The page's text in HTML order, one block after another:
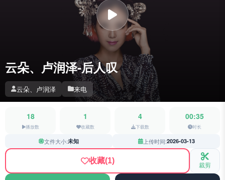
云朵、卢润泽-后人叹
云朵、卢润泽 来电
18
播放数
1
收藏数
4
下载数
00:35
时长
文件大小:未知 上传时间:2026-03-13
收藏(1) 裁剪